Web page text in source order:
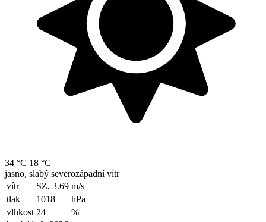
34 °C 18 °C
jasno, slabý severozápadní vítr
vítr
SZ, 3.69 m/s
tlak
1018
hPa
vlhkost 24
%